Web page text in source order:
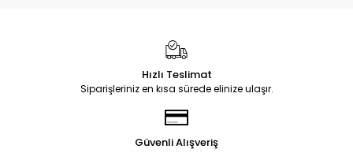
Hızlı Teslimat
Siparişleriniz en kısa sürede elinize ulaşır.
Güvenli Alışveriş